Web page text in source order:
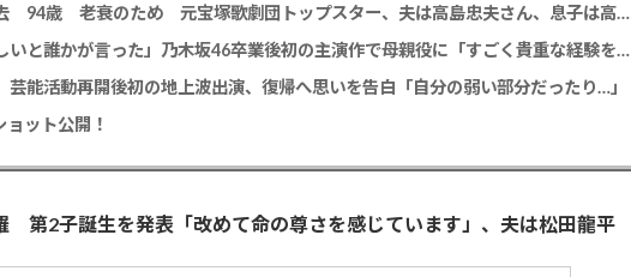
【訃報】寿美花代さん死去 94歳 老衰のため 元宝塚歌劇団トップスター、夫は高島忠夫さん、息子は高嶋政宏・政伸
久保史緒里 「世界は美しいと誰かが言った」乃木坂46卒業後初の主演作で母親役に「すごく貴重な経験をさせていただいた」
能活動再開後初の地上波出演、復帰へ思いを告白「自分の弱い部分だったり…」
ット公開！
第2子誕生を発表「改めて命の尊さを感じています」、夫は松田龍平